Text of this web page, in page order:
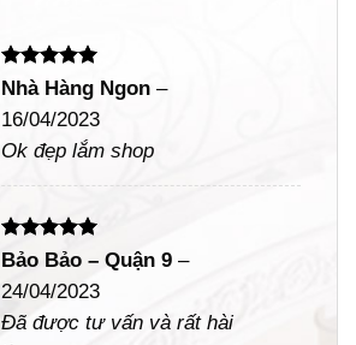
Được xếp
sao
Nhà Hàng Ngon–
16/04/2023
Ok đẹp lắm shop
Được xếp
sao
Bảo Bảo – Quận 9–
24/04/2023
Đã được tư vấn và rất hài